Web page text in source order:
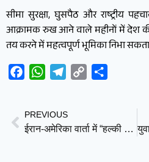
सीमा सुरक्षा, घुसपैठ और राष्ट्रीय
आक्रामक रुख आने वाले महीनों में देश
तय करने में महत्वपूर्ण भूमिका निभा
FacebookWhatsAppTelegram
Copy
PREVIOUS
ईरान-अमेरिका वार्ता में “हल्की प्रगति”, पाकिस्तान बना मध्यस्थ; पश्चिम एशिया में तनाव बरकरार